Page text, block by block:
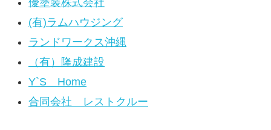
優塗装株式会社
(有)ラムハウジング
ランドワークス沖縄
（有）隆成建設
Y`S Home
合同会社 レストクルー